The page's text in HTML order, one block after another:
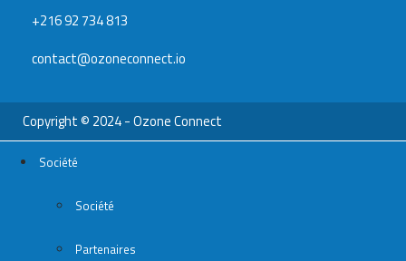
+216 92 734 813
contact@ozoneconnect.io
Copyright © 2024 - Ozone Connect
Société
Société
Partenaires